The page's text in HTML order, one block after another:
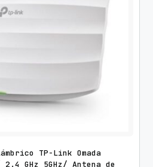
TP-Link Omada
2.4 GHz 5GHz/ Antena de